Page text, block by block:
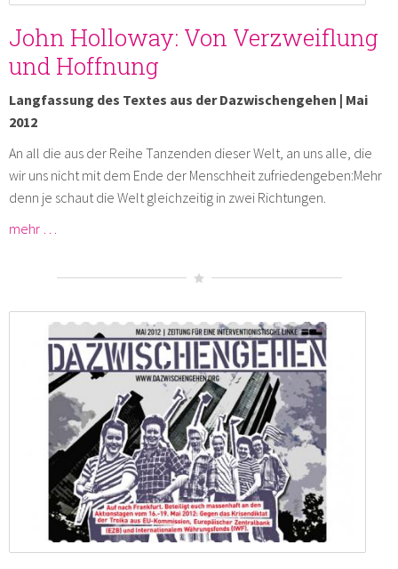
John Holloway: Von Verzweiflung
und Hoffnung
Langfassung des Textes aus der Dazwischengehen | Mai
2012
An all die aus der Reihe Tanzenden dieser Welt, an uns alle, die
wir uns nicht mit dem Ende der Menschheit zufriedengeben:Mehr
denn je schaut die Welt gleichzeitig in zwei Richtungen.
mehr …